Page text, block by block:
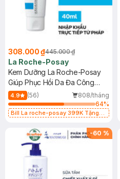
308.000 ₫445.000 ₫
La Roche-Posay
Kem Dưỡng La Roche-Posay
Giúp Phục Hồi Da Đa Công
Dụng 40ml
4.9 (56)
808/tháng
64%
Bill La roche-posay 399K Tặng
(SL có hạn)
-60 %